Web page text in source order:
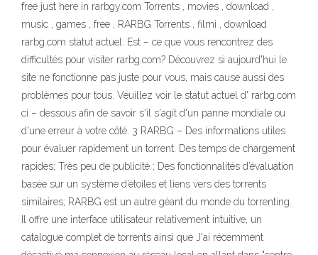
free just here in rarbgy.com Torrents , movies , download ,
music , games , free , RARBG Torrents , filmi , download
rarbg.com statut actuel. Est – ce que vous rencontrez des
difficultés pour visiter rarbg.com? Découvrez si aujourd'hui le
site ne fonctionne pas juste pour vous, mais cause aussi des
problèmes pour tous. Veuillez voir le statut actuel d' rarbg.com
ci – dessous afin de savoir s'il s'agit d'un panne mondiale ou
d'une erreur à votre côté. 3 RARBG – Des informations utiles
pour évaluer rapidement un torrent. Des temps de chargement
rapides; Très peu de publicité ; Des fonctionnalités d’évaluation
basée sur un système d’étoiles et liens vers des torrents
similaires; RARBG est un autre géant du monde du torrenting.
Il offre une interface utilisateur relativement intuitive, un
catalogue complet de torrents ainsi que J'ai récemment